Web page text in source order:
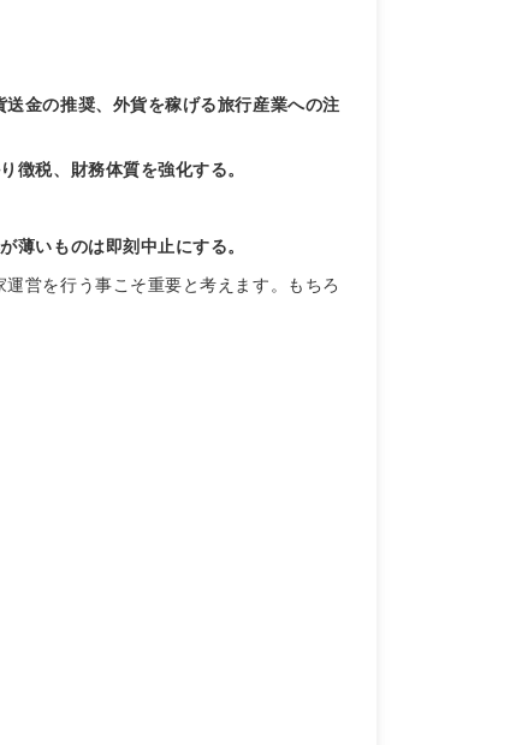
金の推奨、外貨を稼げる旅行産業への注
徴税、財務体質を強化する。
薄いものは即刻中止にする。
運営を行う事こそ重要と考えます。もちろ